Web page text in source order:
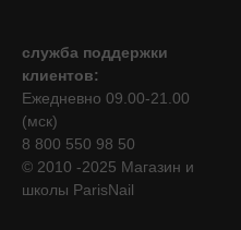
служба поддержки
клиентов:
Ежедневно 09.00-21.00
(мск)
8 800 550 98 50
© 2010 -2025 Магазин и
школы ParisNail